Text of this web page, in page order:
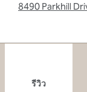
8490 Parkhill
รีวิว